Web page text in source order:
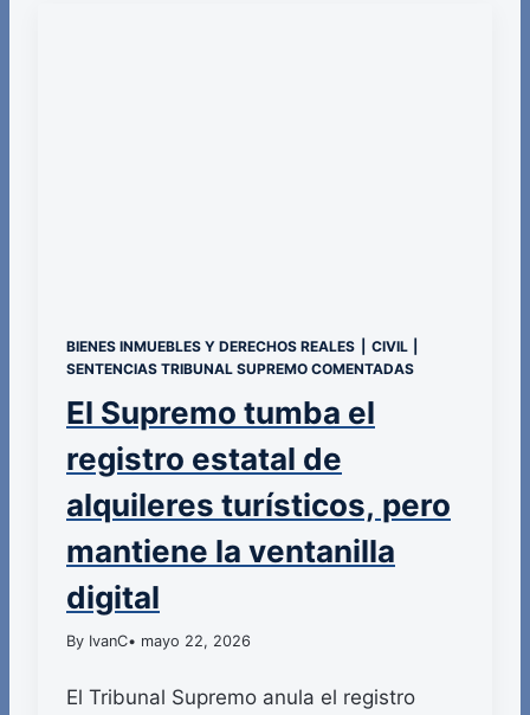
BIENES INMUEBLES Y DERECHOS REALES CIVIL
SENTENCIAS TRIBUNAL SUPREMO COMENTADAS
El Supremo tumba el
registro estatal de
alquileres turísticos, pero
mantiene la ventanilla
digital
By IvanC• mayo 22, 2026
El Tribunal Supremo anula el registro